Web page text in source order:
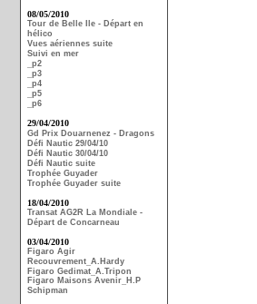
08/05/2010
Tour de Belle Ile - Départ en
hélico
Vues aériennes suite
Suivi en mer
_p2
_p3
_p4
_p5
_p6
29/04/2010
Gd Prix Douarnenez - Dragons
Défi Nautic 29/04/10
Défi Nautic 30/04/10
Défi Nautic suite
Trophée Guyader
Trophée Guyader suite
18/04/2010
Transat AG2R La Mondiale -
Départ de Concarneau
03/04/2010
Figaro Agir
Recouvrement_A.Hardy
Figaro Gedimat_A.Tripon
Figaro Maisons Avenir_H.P
Schipman